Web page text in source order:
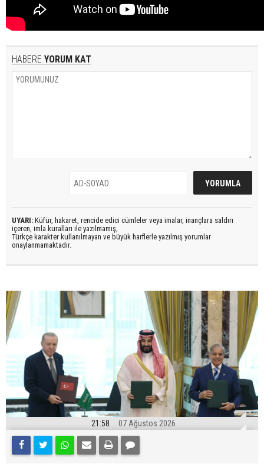
HABERE YORUM KAT
UYARI: Küfür, hakaret, rencide edici cümleler veya imalar, inançlara saldırı
içeren, imla kuralları ile yazılmamış,
Türkçe karakter kullanılmayan ve büyük harflerle yazılmış yorumlar
onaylanmamaktadır.
21:58 07 Ağustos 2026